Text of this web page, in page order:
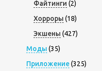
Файтинги (2)
Хорроры (18)
Экшены (427)
Моды (35)
Приложение(325)